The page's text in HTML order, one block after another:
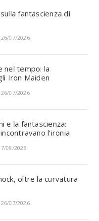
fantascienza di
26/07/2026
nel tempo: la
Iron Maiden
26/07/2026
e la fantascienza:
l’ironia
7/08/2026
oltre la curvatura
26/07/2026